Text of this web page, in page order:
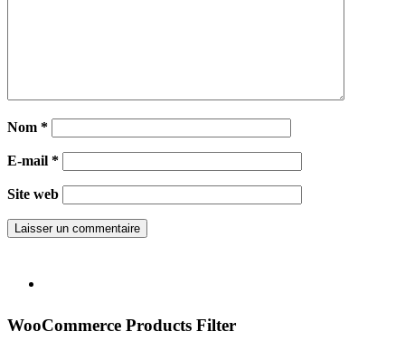
Nom *
E-mail *
Site web
WooCommerce Products Filter